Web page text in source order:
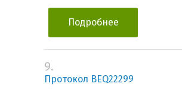
Подробнее
9.
Протокол BEQ22299